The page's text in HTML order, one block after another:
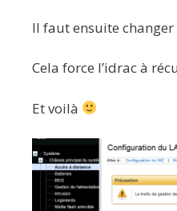
Il faut ensuite
Cela force l’idrac à
Et voilà